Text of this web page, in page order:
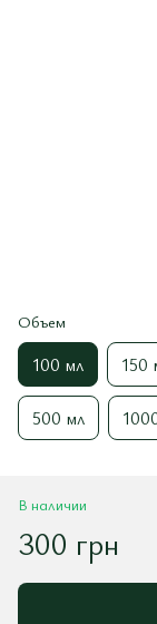
Объем
100 мл 150
500 мл
В наличии
300 грн